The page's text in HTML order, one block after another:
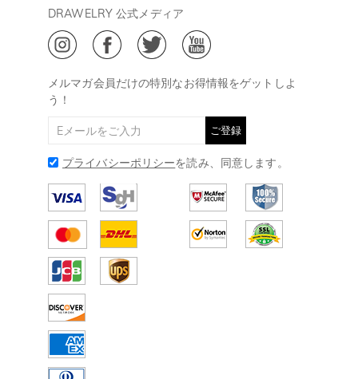
ご利用規約
ご特定商取引法に基づく表示
ジュエリーお手入れ
Drawelry Blog
会員・ポイントについて
メルマガ会員だけの特別なお得情報をゲットしよ
う！
ご登録
プライバシーポリシーを読み、同意します。
DRAWELRY 公式メディア